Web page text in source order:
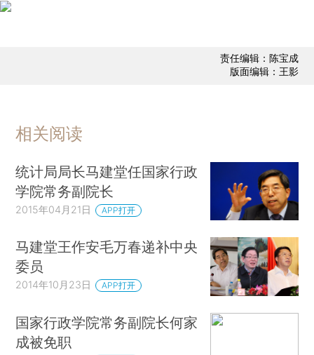
责任编辑：陈宝成
版面编辑：王影
相关阅读
统计局局长马建堂任国家行政
学院常务副院长
2015年04月21日 APP打开
马建堂王作安毛万春递补中央
委员
2014年10月23日 APP打开
国家行政学院常务副院长何家
成被免职